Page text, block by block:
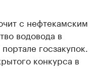
с нефтекамским
водовода в
госзакупок.
конкурса в